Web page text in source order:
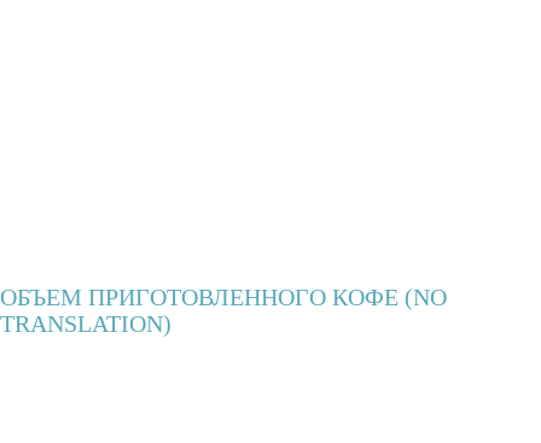
ОБЪЕМ ПРИГОТОВЛЕННОГО КОФЕ (NO
TRANSLATION)